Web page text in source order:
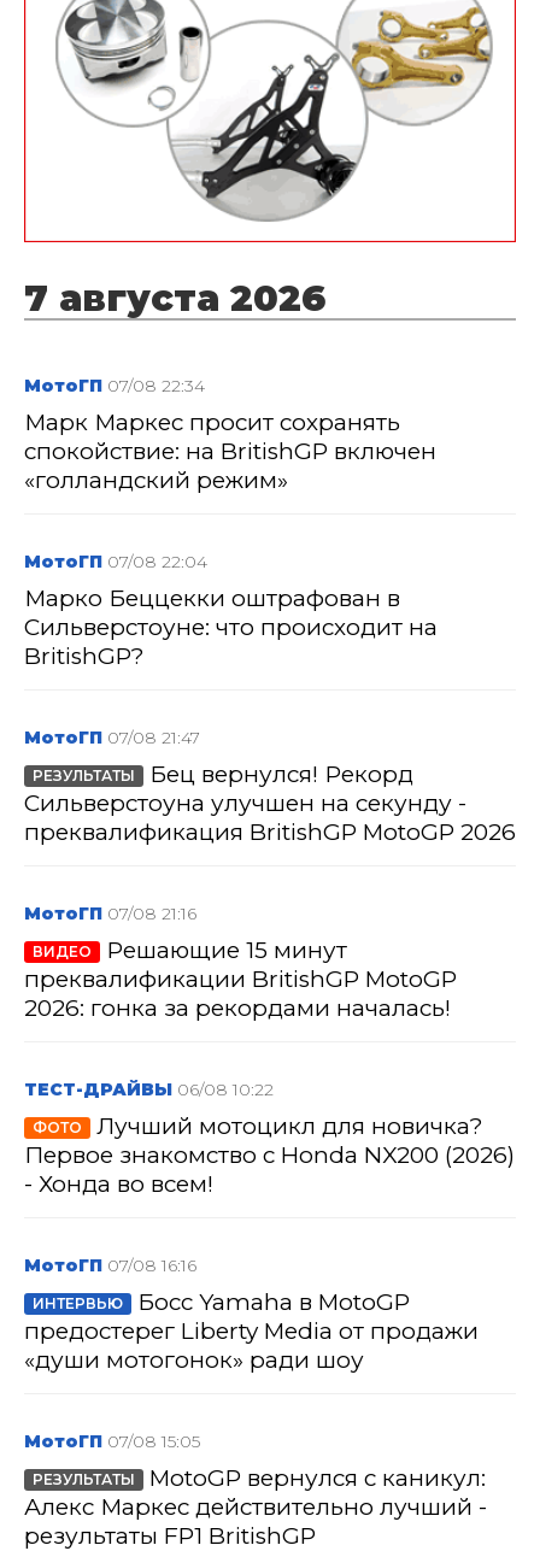
7 августа 2026
МотоГП 07/08 22:34
Марк Маркес просит сохранять
спокойствие: на BritishGP включен
«голландский режим»
МотоГП 07/08 22:04
Марко Беццекки оштрафован в
Сильверстоуне: что происходит на
BritishGP?
МотоГП 07/08 21:47
РЕЗУЛЬТАТЫ
Бец вернулся! Рекорд
Сильверстоуна улучшен на секунду -
преквалификация BritishGP MotoGP 2026
МотоГП 07/08 21:16
ВИДЕО
Решающие 15 минут
преквалификации BritishGP MotoGP
2026: гонка за рекордами началась!
ТЕСТ-ДРАЙВЫ 06/08 10:22
ФОТО
Лучший мотоцикл для новичка?
Первое знакомство с Honda NX200 (2026)
- Хонда во всем!
МотоГП 07/08 16:16
ИНТЕРВЬЮ
Босс Yamaha в MotoGP
предостерег Liberty Media от продажи
«души мотогонок» ради шоу
МотоГП 07/08 15:05
РЕЗУЛЬТАТЫ
MotoGP вернулся с каникул:
Алекс Маркес действительно лучший -
результаты FP1 BritishGP